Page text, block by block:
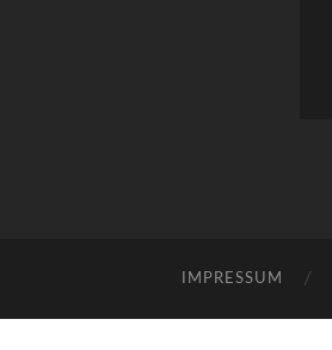
IMPRESSUM